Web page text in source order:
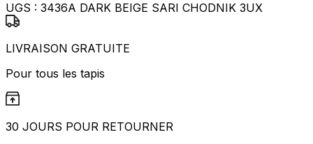
UGS : 3436A DARK BEIGE SARI CHODNIK 3UX
LIVRAISON GRATUITE
Pour tous les tapis
30 JOURS POUR RETOURNER